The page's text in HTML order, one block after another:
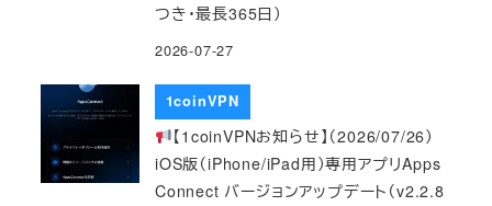
つき・最長365日）
2026-07-27
1coinVPN
【1coinVPNお知らせ】（2026/07/26）
iOS版（iPhone/iPad用）専用アプリApps
Connect バージョンアップデート（v2.2.8